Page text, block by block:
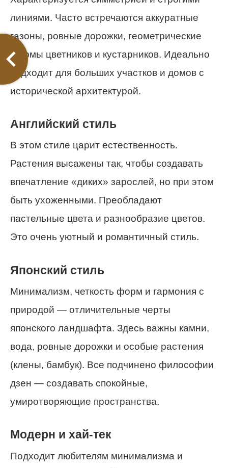
линиями. Часто встречаются аккуратные
газоны, ровные дорожки, геометрические
формы цветников и кустарников. Идеально
подходит для больших участков и домов с
исторической архитектурой.
Английский стиль
В этом стиле царит естественность.
Растения высажены так, чтобы создавать
впечатление «диких» зарослей, но при этом
быть ухоженными. Преобладают
пастельные цвета и разнообразие цветов.
Это очень уютный и романтичный стиль.
Японский стиль
Минимализм, четкость форм и гармония с
природой — отличительные черты
японского ландшафта. Здесь важны камни,
вода, ровные дорожки и особые растения
(клены, бамбук). Все подчинено философии
дзен — создавать спокойные,
умиротворяющие пространства.
Модерн и хай-тек
Подходит любителям минимализма и